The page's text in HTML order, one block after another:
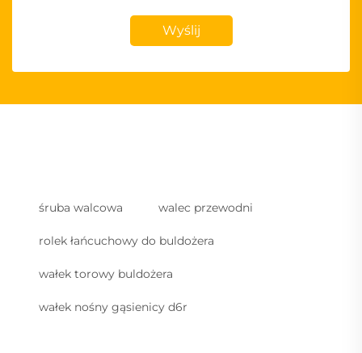
Wyślij
śruba walcowa walec przewodni
rolek łańcuchowy do buldożera
wałek torowy buldożera
wałek nośny gąsienicy d6r